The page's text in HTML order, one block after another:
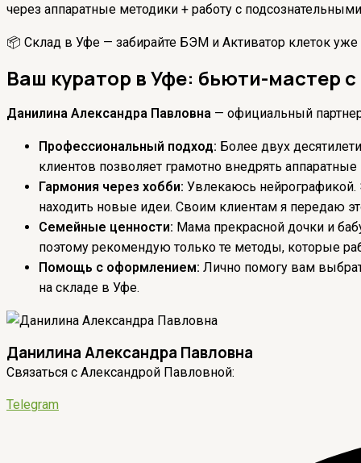
через аппаратные методики + работу с
📦 Склад в Уфе — забирайте БЭМ и Активатор клеток
Ваш куратор в Уфе: бьюти-мастер
Данилина Александра Павловна — официальный
Профессиональный подход: Более двух
клиентов позволяет грамотно внедрять
Гармония через хобби: Увлекаюсь нейрографикой.
находить новые идеи. Своим клиентам я передаю
Семейные ценности: Мама прекрасной дочки и
поэтому рекомендую только те методы, которые
Помощь с оформлением: Лично помогу вам
на складе в Уфе.
Данилина Александра Павловна
Связаться с Александрой Павловной:
Telegram